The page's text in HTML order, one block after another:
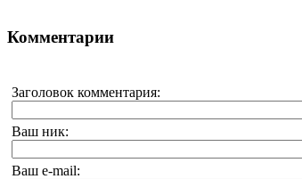
Комментарии
Заголовок комментария:
Ваш ник:
Ваш e-mail: